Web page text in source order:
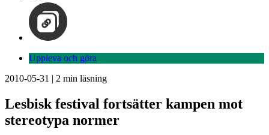
Uppleva och göra
2010-05-31 | 2 min läsning
Lesbisk festival fortsätter kampen mot
stereotypa normer